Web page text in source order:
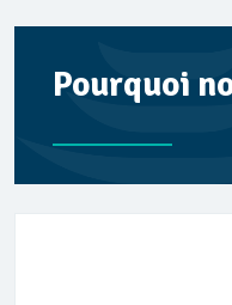
Pourquoi